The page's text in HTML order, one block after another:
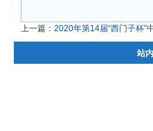
上一篇： 2020年第14届“西门子杯”
站